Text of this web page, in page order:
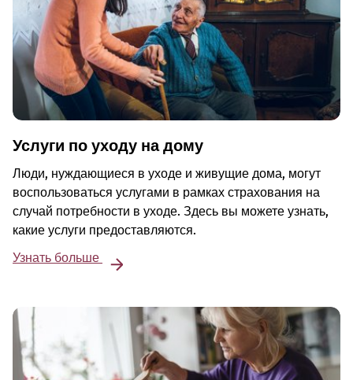
Услуги по уходу на дому
Люди, нуждающиеся в уходе и живущие дома, могут
воспользоваться услугами в рамках страхования на
случай потребности в уходе. Здесь вы можете узнать,
какие услуги предоставляются.
Узнать больше